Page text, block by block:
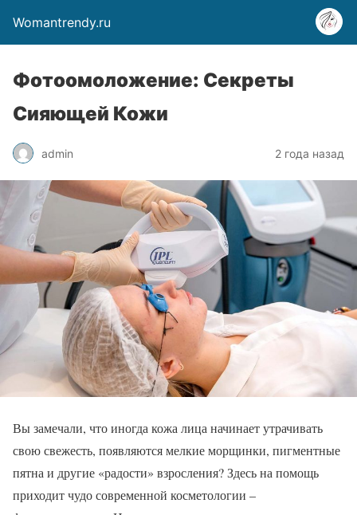
Womantrendy.ru
Фотоомоложение: Секреты
Сияющей Кожи
admin 2 года назад
Вы замечали, что иногда кожа лица начинает утрачивать
свою свежесть, появляются мелкие морщинки, пигментные
пятна и другие «радости» взросления? Здесь на помощь
приходит чудо современной косметологии –